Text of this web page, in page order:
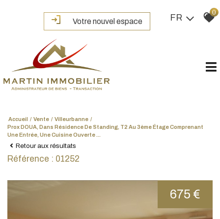
Votre nouvel espace FR
0
Accueil Vente
Villeurbanne
Prox DOUA, Dans Résidence De Standing, T2 Au 3ème Étage Comprenant
Une Entrée, Une Cuisine Ouverte ...
Retour aux résultats
Référence : 01252
675 €